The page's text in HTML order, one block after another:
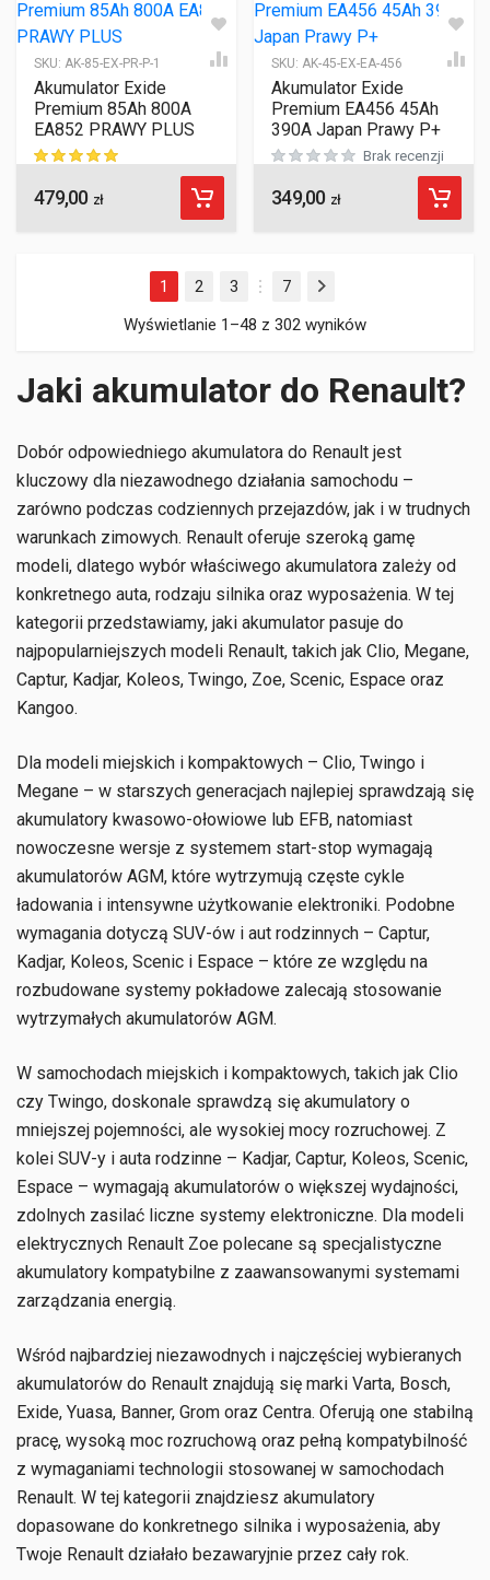
Jaki akumulator do Renault?
Dobór odpowiedniego akumulatora do Renault jest
kluczowy dla niezawodnego działania samochodu –
zarówno podczas codziennych przejazdów, jak i w trudnych
warunkach zimowych. Renault oferuje szeroką gamę
modeli, dlatego wybór właściwego akumulatora zależy od
konkretnego auta, rodzaju silnika oraz wyposażenia. W tej
kategorii przedstawiamy, jaki akumulator pasuje do
najpopularniejszych modeli Renault, takich jak Clio, Megane,
Captur, Kadjar, Koleos, Twingo, Zoe, Scenic, Espace oraz
Kangoo.
Dla modeli miejskich i kompaktowych – Clio, Twingo i
Megane – w starszych generacjach najlepiej sprawdzają się
akumulatory kwasowo-ołowiowe lub EFB, natomiast
nowoczesne wersje z systemem start-stop wymagają
akumulatorów AGM, które wytrzymują częste cykle
ładowania i intensywne użytkowanie elektroniki. Podobne
wymagania dotyczą SUV-ów i aut rodzinnych – Captur,
Kadjar, Koleos, Scenic i Espace – które ze względu na
rozbudowane systemy pokładowe zalecają stosowanie
wytrzymałych akumulatorów AGM.
W samochodach miejskich i kompaktowych, takich jak Clio
czy Twingo, doskonale sprawdzą się akumulatory o
mniejszej pojemności, ale wysokiej mocy rozruchowej. Z
kolei SUV-y i auta rodzinne – Kadjar, Captur, Koleos, Scenic,
Espace – wymagają akumulatorów o większej wydajności,
zdolnych zasilać liczne systemy elektroniczne. Dla modeli
elektrycznych Renault Zoe polecane są specjalistyczne
akumulatory kompatybilne z zaawansowanymi systemami
zarządzania energią.
Wśród najbardziej niezawodnych i najczęściej wybieranych
akumulatorów do Renault znajdują się marki Varta, Bosch,
Exide, Yuasa, Banner, Grom oraz Centra. Oferują one stabilną
pracę, wysoką moc rozruchową oraz pełną kompatybilność
z wymaganiami technologii stosowanej w samochodach
Renault. W tej kategorii znajdziesz akumulatory
dopasowane do konkretnego silnika i wyposażenia, aby
Twoje Renault działało bezawaryjnie przez cały rok.
SKU: AK-85-EX-PR-P-1
Akumulator Exide
Premium 85Ah 800A
EA852 PRAWY PLUS
ocen klientów
479,00 zł
SKU: AK-45-EX-EA-456
Akumulator Exide
Premium EA456 45Ah
390A Japan Prawy P+
Brak recenzji
349,00 zł
1 2 3
…
7
Następny
Wyświetlanie 1–48 z 302 wyników